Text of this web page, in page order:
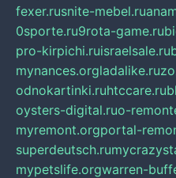
fexer.rusnite-mebel.ru
0sporte.ru9rota-game.ru
pro-kirpichi.ruisraelsale.ru
mynances.orgladalike.ru
odnokartinki.ruhtccare.ru
oysters-digital.ruo-
myremont.orgportal-
superdeutsch.ru
mypetslife.orgwarren-